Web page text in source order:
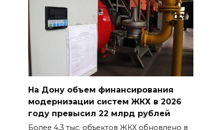
На Дону объем финансирования
модернизации систем ЖКХ в 2026
году превысил 22 млрд рублей
Более 4,3 тыс. объектов ЖКХ обновлено в